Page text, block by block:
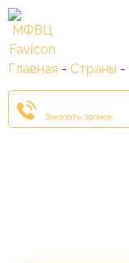
Заказать звонок
Главная - Страны -